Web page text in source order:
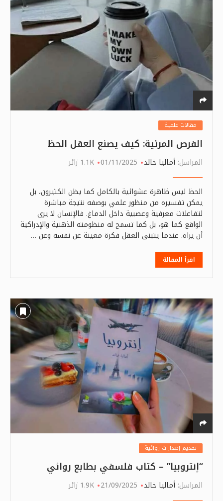
مقالات علمية
الفرص المرئية: كيف يصنع العقل الحظ
المراسل: أماليا خالد 01/11/2025 1.1K زائر
الحظ ليس ظاهرة عشوائية بالكامل كما يظن الكثيرون، بل
يمكن تفسيره من منظور علمي بوصفه نتيجة مباشرة
لتفاعلات معرفية وعصبية داخل الدماغ. فالإنسان لا يرى
الواقع كما هو، بل كما تسمح له منظومته الذهنية والإدراكية
أن يراه. عندما يتبنى العقل فكرة معينة عن نفسه وعن …
اقرأ المقالة
تقديم إصدارات روائية
“إنتروبيا” – كتاب فلسفي بطابع روائي
المراسل: أماليا خالد 21/09/2025 1.9K زائر